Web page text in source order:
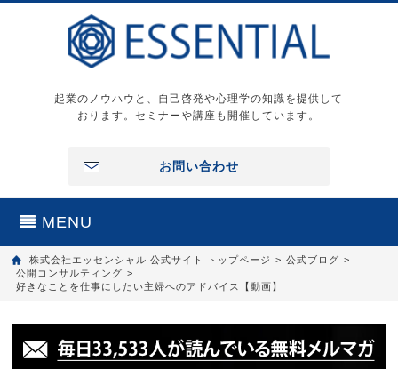
起業のノウハウと、自己啓発や心理学の知識を提供して
おります。セミナーや講座も開催しています。
お問い合わせ
MENU
株式会社エッセンシャル 公式サイト トップページ > 公式ブログ >
公開コンサルティング >
好きなことを仕事にしたい主婦へのアドバイス【動画】